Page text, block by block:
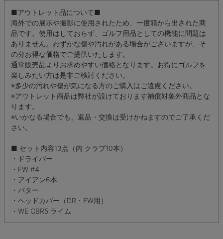
■アウトレット品について■
海外での展示や撮影に使用されたため、一度箱から出された商
品です。使用はしておらず、ゴルフ用品としての機能に問題は
ありません。わずかな傷や汚れがある場合がございますが、そ
の分お得な価格でご提供いたします。
通常販売品よりお求めやすい価格となります。お得にゴルフを
楽しみたい方は是非ご検討ください。
※多少の汚れや傷が気になる方のご購入はご遠慮ください。
※アウトレット商品は弊社が設けております補償対象外商品とな
ります。
※いかなる場合でも、返品・交換は受けかねますのでご了承くだ
さい。
■ セット内容13点（内 クラブ10本）
・ドライバー
・FW #4
・アイアン6本
・パター
・ヘッドカバー（DR・FW用）
・WE CBR5 ライム